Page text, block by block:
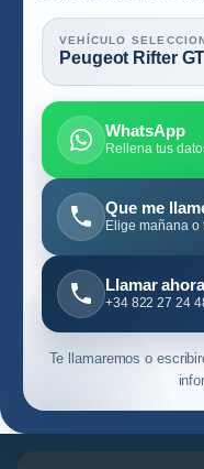
VEHÍCULO
Peugeot Rifter
WhatsApp
Rellena tus
Que me
Elige mañana o
Llamar ahora
+34 822 27 24
Te llamaremos o